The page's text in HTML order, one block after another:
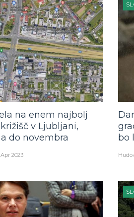
na enem najbolj
v Ljubljani,
do novembra
Apr 2023
bo